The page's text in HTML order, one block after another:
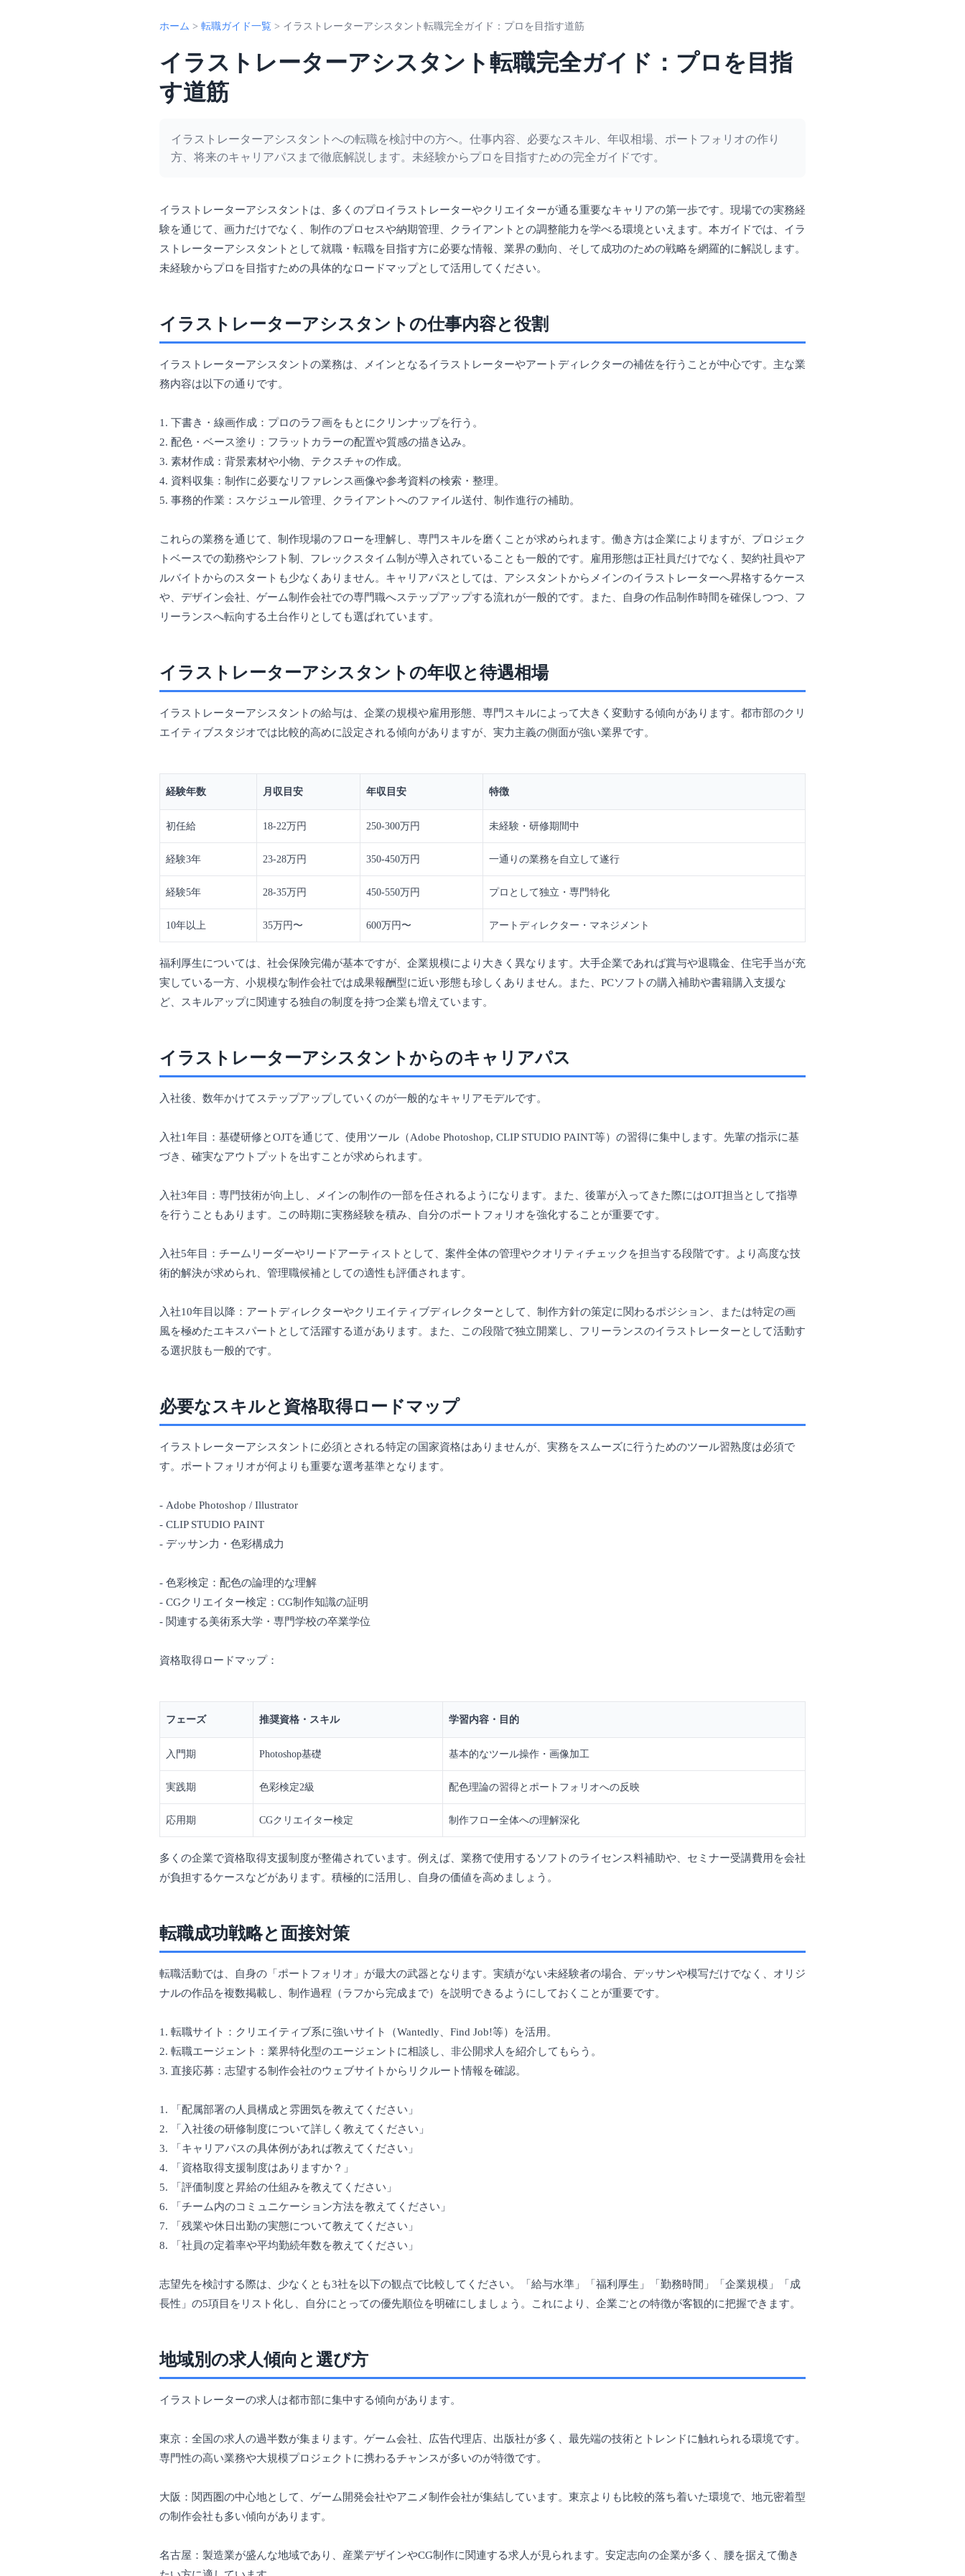
ホーム > 転職ガイド一覧 > イラストレーターアシスタント転職完全ガイド：プロを目指す道筋
イラストレーターアシスタント転職完全ガイド：プロを目指
す道筋
イラストレーターアシスタントへの転職を検討中の方へ。仕事内容、必要なスキル、年収相場、ポートフォリオの作り
方、将来のキャリアパスまで徹底解説します。未経験からプロを目指すための完全ガイドです。
イラストレーターアシスタントは、多くのプロイラストレーターやクリエイターが通る重要なキャリアの第一歩です。現場での実務経
験を通じて、画力だけでなく、制作のプロセスや納期管理、クライアントとの調整能力を学べる環境といえます。本ガイドでは、イラ
ストレーターアシスタントとして就職・転職を目指す方に必要な情報、業界の動向、そして成功のための戦略を網羅的に解説します。
未経験からプロを目指すための具体的なロードマップとして活用してください。
イラストレーターアシスタントの仕事内容と役割
イラストレーターアシスタントの業務は、メインとなるイラストレーターやアートディレクターの補佐を行うことが中心です。主な業
務内容は以下の通りです。
1. 下書き・線画作成：プロのラフ画をもとにクリンナップを行う。
2. 配色・ベース塗り：フラットカラーの配置や質感の描き込み。
3. 素材作成：背景素材や小物、テクスチャの作成。
4. 資料収集：制作に必要なリファレンス画像や参考資料の検索・整理。
5. 事務的作業：スケジュール管理、クライアントへのファイル送付、制作進行の補助。
これらの業務を通じて、制作現場のフローを理解し、専門スキルを磨くことが求められます。働き方は企業によりますが、プロジェク
トベースでの勤務やシフト制、フレックスタイム制が導入されていることも一般的です。雇用形態は正社員だけでなく、契約社員やア
ルバイトからのスタートも少なくありません。キャリアパスとしては、アシスタントからメインのイラストレーターへ昇格するケース
や、デザイン会社、ゲーム制作会社での専門職へステップアップする流れが一般的です。また、自身の作品制作時間を確保しつつ、フ
リーランスへ転向する土台作りとしても選ばれています。
イラストレーターアシスタントの年収と待遇相場
イラストレーターアシスタントの給与は、企業の規模や雇用形態、専門スキルによって大きく変動する傾向があります。都市部のクリ
エイティブスタジオでは比較的高めに設定される傾向がありますが、実力主義の側面が強い業界です。
経験年数 月収目安 年収目安 特徴
初任給 18-22万円 250-300万円 未経験・研修期間中
経験3年 23-28万円 350-450万円 一通りの業務を自立して遂行
経験5年 28-35万円 450-550万円 プロとして独立・専門特化
10年以上 35万円〜 600万円〜 アートディレクター・マネジメント
福利厚生については、社会保険完備が基本ですが、企業規模により大きく異なります。大手企業であれば賞与や退職金、住宅手当が充
実している一方、小規模な制作会社では成果報酬型に近い形態も珍しくありません。また、PCソフトの購入補助や書籍購入支援な
ど、スキルアップに関連する独自の制度を持つ企業も増えています。
イラストレーターアシスタントからのキャリアパス
入社後、数年かけてステップアップしていくのが一般的なキャリアモデルです。
入社1年目：基礎研修とOJTを通じて、使用ツール（Adobe Photoshop, CLIP STUDIO PAINT等）の習得に集中します。先輩の指示に基
づき、確実なアウトプットを出すことが求められます。
入社3年目：専門技術が向上し、メインの制作の一部を任されるようになります。また、後輩が入ってきた際にはOJT担当として指導
を行うこともあります。この時期に実務経験を積み、自分のポートフォリオを強化することが重要です。
入社5年目：チームリーダーやリードアーティストとして、案件全体の管理やクオリティチェックを担当する段階です。より高度な技
術的解決が求められ、管理職候補としての適性も評価されます。
入社10年目以降：アートディレクターやクリエイティブディレクターとして、制作方針の策定に関わるポジション、または特定の画
風を極めたエキスパートとして活躍する道があります。また、この段階で独立開業し、フリーランスのイラストレーターとして活動す
る選択肢も一般的です。
必要なスキルと資格取得ロードマップ
イラストレーターアシスタントに必須とされる特定の国家資格はありませんが、実務をスムーズに行うためのツール習熟度は必須で
す。ポートフォリオが何よりも重要な選考基準となります。
- Adobe Photoshop / Illustrator
- CLIP STUDIO PAINT
- デッサン力・色彩構成力
- 色彩検定：配色の論理的な理解
- CGクリエイター検定：CG制作知識の証明
- 関連する美術系大学・専門学校の卒業学位
資格取得ロードマップ：
フェーズ 推奨資格・スキル 学習内容・目的
入門期 Photoshop基礎 基本的なツール操作・画像加工
実践期 色彩検定2級 配色理論の習得とポートフォリオへの反映
応用期 CGクリエイター検定 制作フロー全体への理解深化
多くの企業で資格取得支援制度が整備されています。例えば、業務で使用するソフトのライセンス料補助や、セミナー受講費用を会社
が負担するケースなどがあります。積極的に活用し、自身の価値を高めましょう。
転職成功戦略と面接対策
転職活動では、自身の「ポートフォリオ」が最大の武器となります。実績がない未経験者の場合、デッサンや模写だけでなく、オリジ
ナルの作品を複数掲載し、制作過程（ラフから完成まで）を説明できるようにしておくことが重要です。
1. 転職サイト：クリエイティブ系に強いサイト（Wantedly、Find Job!等）を活用。
2. 転職エージェント：業界特化型のエージェントに相談し、非公開求人を紹介してもらう。
3. 直接応募：志望する制作会社のウェブサイトからリクルート情報を確認。
1. 「配属部署の人員構成と雰囲気を教えてください」
2. 「入社後の研修制度について詳しく教えてください」
3. 「キャリアパスの具体例があれば教えてください」
4. 「資格取得支援制度はありますか？」
5. 「評価制度と昇給の仕組みを教えてください」
6. 「チーム内のコミュニケーション方法を教えてください」
7. 「残業や休日出勤の実態について教えてください」
8. 「社員の定着率や平均勤続年数を教えてください」
志望先を検討する際は、少なくとも3社を以下の観点で比較してください。「給与水準」「福利厚生」「勤務時間」「企業規模」「成
長性」の5項目をリスト化し、自分にとっての優先順位を明確にしましょう。これにより、企業ごとの特徴が客観的に把握できます。
地域別の求人傾向と選び方
イラストレーターの求人は都市部に集中する傾向があります。
東京：全国の求人の過半数が集まります。ゲーム会社、広告代理店、出版社が多く、最先端の技術とトレンドに触れられる環境です。
専門性の高い業務や大規模プロジェクトに携わるチャンスが多いのが特徴です。
大阪：関西圏の中心地として、ゲーム開発会社やアニメ制作会社が集結しています。東京よりも比較的落ち着いた環境で、地元密着型
の制作会社も多い傾向があります。
名古屋：製造業が盛んな地域であり、産業デザインやCG制作に関連する求人が見られます。安定志向の企業が多く、腰を据えて働き